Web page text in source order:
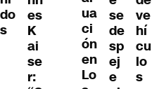
do
s
es
K
ai
se
r:
ua
ci
ón
en
Lo
se
de
sp
ej
e
ve
hí
cu
lo
s